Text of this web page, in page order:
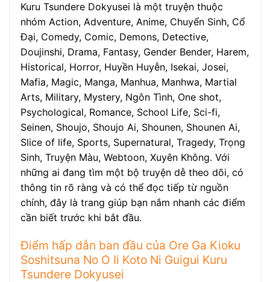
Kuru Tsundere Dokyusei là một truyện thuộc
nhóm Action, Adventure, Anime, Chuyển Sinh, Cổ
Đại, Comedy, Comic, Demons, Detective,
Doujinshi, Drama, Fantasy, Gender Bender, Harem,
Historical, Horror, Huyền Huyễn, Isekai, Josei,
Mafia, Magic, Manga, Manhua, Manhwa, Martial
Arts, Military, Mystery, Ngôn Tình, One shot,
Psychological, Romance, School Life, Sci-fi,
Seinen, Shoujo, Shoujo Ai, Shounen, Shounen Ai,
Slice of life, Sports, Supernatural, Tragedy, Trọng
Sinh, Truyện Màu, Webtoon, Xuyên Không. Với
những ai đang tìm một bộ truyện dễ theo dõi, có
thông tin rõ ràng và có thể đọc tiếp từ nguồn
chính, đây là trang giúp bạn nắm nhanh các điểm
cần biết trước khi bắt đầu.
Điểm hấp dẫn ban đầu của Ore Ga Kioku
Soshitsuna No O Ii Koto Ni Guigui Kuru
Tsundere Dokyusei